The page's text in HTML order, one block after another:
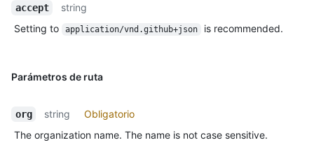
accept
string
Setting to
application/vnd.github+json is recommended.
Parámetros de ruta
org string
Obligatorio
The organization name. The name is not case sensitive.